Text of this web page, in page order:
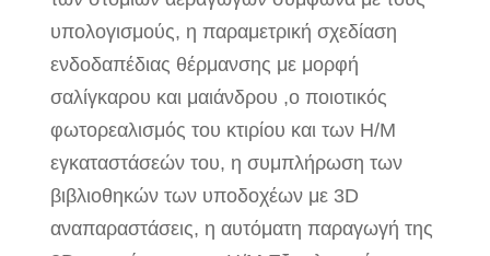
υπολογισμούς, η παραμετρική σχεδίαση
ενδοδαπέδιας θέρμανσης με μορφή
σαλίγκαρου και μαιάνδρoυ ,ο ποιοτικός
φωτορεαλισμός του κτιρίου και των Η/Μ
εγκαταστάσεών του, η συμπλήρωση των
βιβλιοθηκών των υποδοχέων με 3D
αναπαραστάσεις, η αυτόματη παραγωγή της